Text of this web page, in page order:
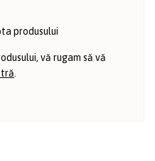
produsului
vă rugam să vă